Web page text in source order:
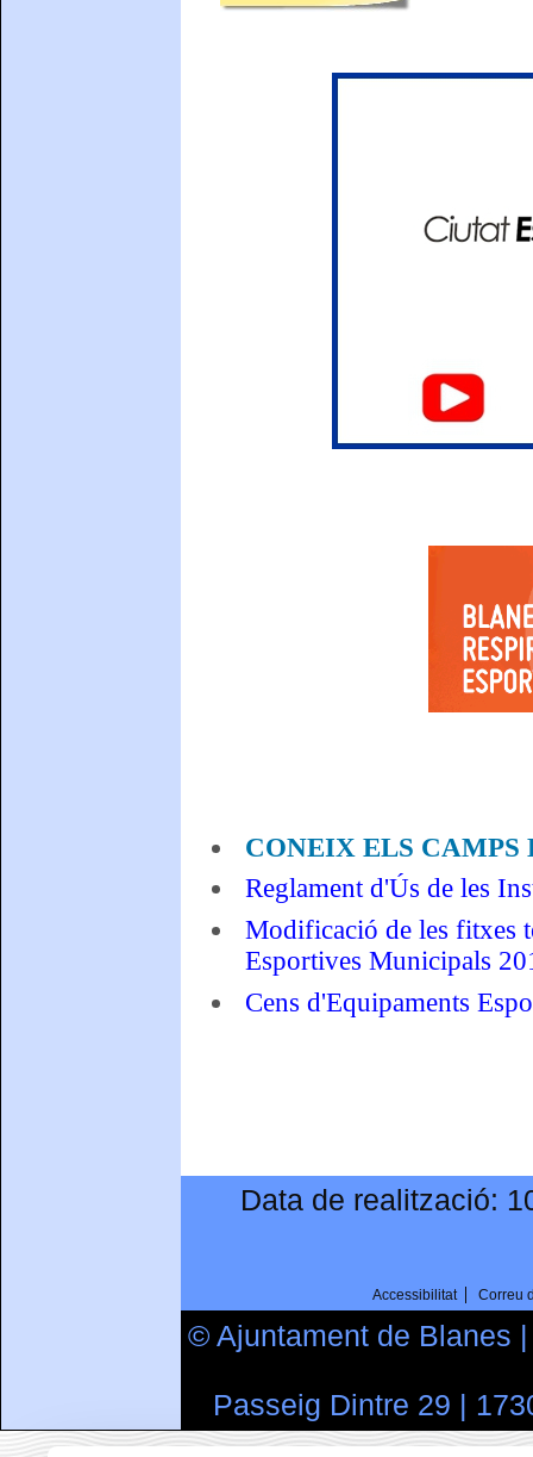
CONEIX ELS
Reglament d'Ús de les
Modificació de les fitxes
Esportives Municipals
Cens d'Equipaments
Data de realització:
Accessibilitat Correu
© Ajuntament de Blanes
Passeig Dintre 29 |